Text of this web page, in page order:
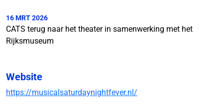
16 MRT 2026
CATS terug naar het theater in samenwerking met het
Rijksmuseum
Website
https://musicalsaturdaynightfever.nl/